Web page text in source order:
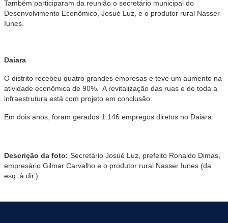
Também participaram da reunião o secretário municipal do
Desenvolvimento Econômico, Josué Luz, e o produtor rural Nasser
Iunes.
Daiara
O distrito recebeu quatro grandes empresas e teve um aumento na
atividade econômica de 90%. A revitalização das ruas e de toda a
infraestrutura está com projeto em conclusão.
Em dois anos, foram gerados 1.146 empregos diretos no Daiara.
Descrição da foto: Secretário Josué Luz, prefeito Ronaldo Dimas,
empresário Gilmar Carvalho e o produtor rural Nasser Iunes (da
esq. à dir.)